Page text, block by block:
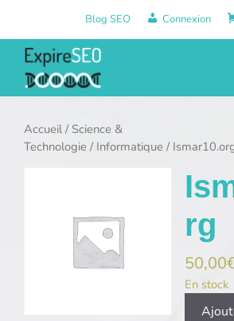
contenu
Blog SEO Connexion
Accueil/ Science &
Technologie / Informatique /
rg
50,00
En stock
quantité